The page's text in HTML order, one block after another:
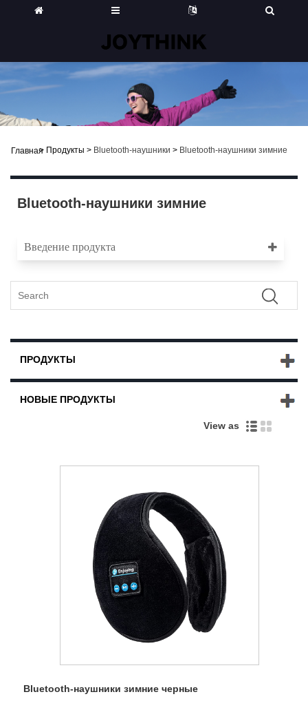
Главная
> Продукты > Bluetooth-наушники > Bluetooth-наушники зимние
Bluetooth-наушники зимние
Введение продукта
ПРОДУКТЫ
НОВЫЕ ПРОДУКТЫ
View as
Bluetooth-наушники зимние черные